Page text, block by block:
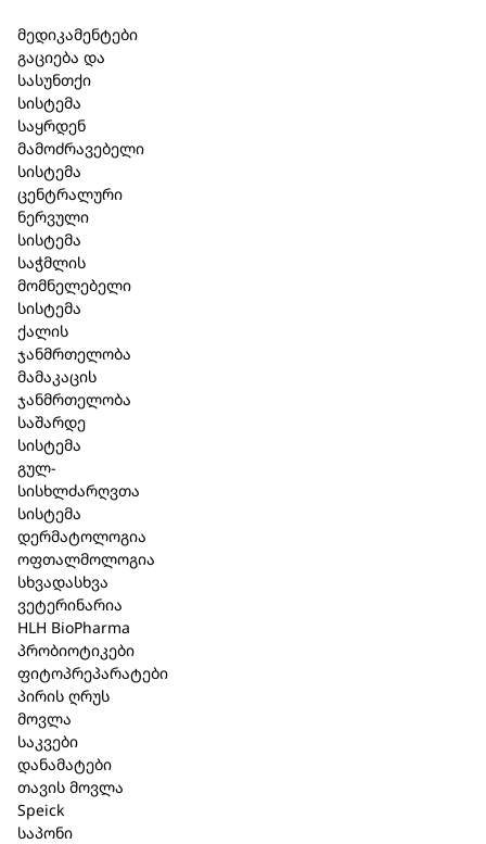
მედიკამენტები
გაციება და
სასუნთქი
სისტემა
საყრდენ
მამოძრავებელი
სისტემა
ცენტრალური
ნერვული
სისტემა
საჭმლის
მომნელებელი
სისტემა
ქალის
ჯანმრთელობა
მამაკაცის
ჯანმრთელობა
საშარდე
სისტემა
გულ-
სისხლძარღვთა
სისტემა
დერმატოლოგია
ოფთალმოლოგია
სხვადასხვა
ვეტერინარია
HLH BioPharma
პრობიოტიკები
ფიტოპრეპარატები
პირის ღრუს
მოვლა
საკვები
დანამატები
თავის მოვლა
Speick
საპონი
შპაიკი Thermal Sensitiv დღის
კრემი კამელიის ზეთით 50 მლ.
(423)
კატეგორია:Speick
მოკლე აღწერა
თერმულ წყალზე დამზადებული
დამატენიანებელი დღის კრემი. ნატურალური
ინგრედიენტებით. კონცენტრირებული